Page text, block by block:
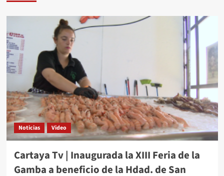
Noticias Video
Cartaya Tv | Inaugurada la XIII Feria de la
Gamba a beneficio de la Hdad. de San